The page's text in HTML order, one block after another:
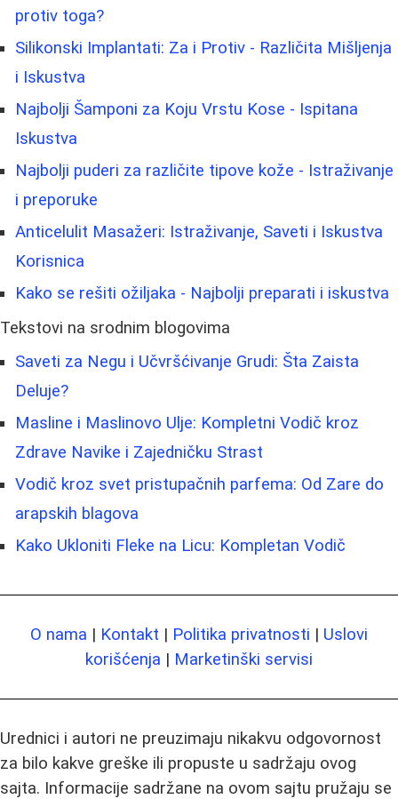
protiv toga?
Silikonski Implantati: Za i Protiv - Različita Mišljenja
i Iskustva
Najbolji Šamponi za Koju Vrstu Kose - Ispitana
Iskustva
Najbolji puderi za različite tipove kože - Istraživanje
i preporuke
Anticelulit Masažeri: Istraživanje, Saveti i Iskustva
Korisnica
Kako se rešiti ožiljaka - Najbolji preparati i iskustva
Tekstovi na srodnim blogovima
Saveti za Negu i Učvršćivanje Grudi: Šta Zaista
Deluje?
Masline i Maslinovo Ulje: Kompletni Vodič kroz
Zdrave Navike i Zajedničku Strast
Vodič kroz svet pristupačnih parfema: Od Zare do
arapskih blagova
Kako Ukloniti Fleke na Licu: Kompletan Vodič
O nama | Kontakt | Politika privatnosti | Uslovi
korišćenja | Marketinški servisi
Urednici i autori ne preuzimaju nikakvu odgovornost
za bilo kakve greške ili propuste u sadržaju ovog
sajta. Informacije sadržane na ovom sajtu pružaju se